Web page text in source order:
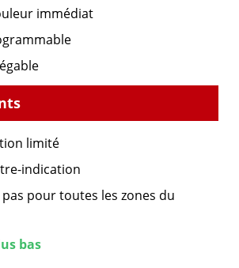
immédiat
limité
indication
pour toutes les zones du
bas